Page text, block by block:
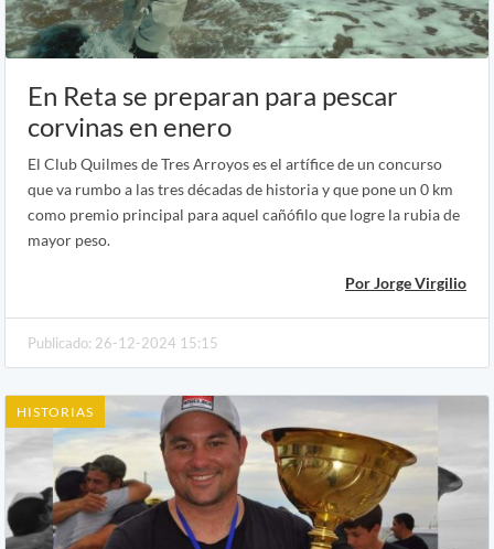
En Reta se preparan para pescar
corvinas en enero
El Club Quilmes de Tres Arroyos es el artífice de un concurso
que va rumbo a las tres décadas de historia y que pone un 0 km
como premio principal para aquel cañófilo que logre la rubia de
mayor peso.
Por Jorge Virgilio
Publicado: 26-12-2024 15:15
HISTORIAS